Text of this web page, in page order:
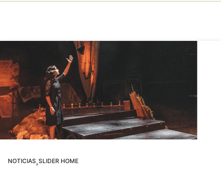
NOTICIAS,SLIDER HOME